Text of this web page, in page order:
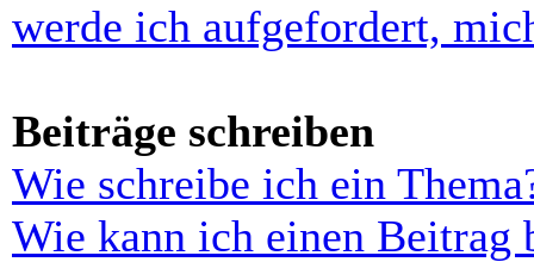
werde ich aufgefordert,
Beiträge schreiben
Wie schreibe ich ein
Wie kann ich einen Beitrag